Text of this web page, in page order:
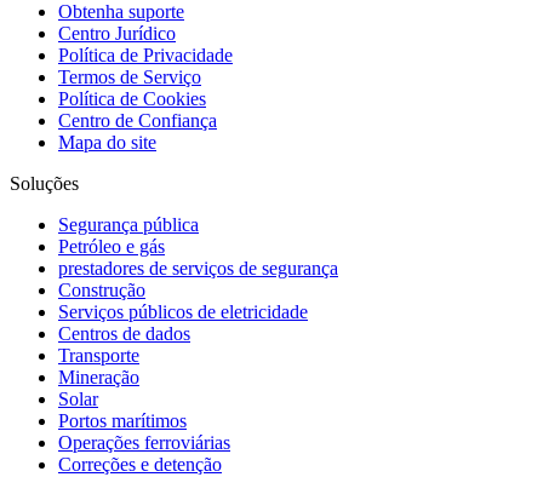
Obtenha suporte
Centro Jurídico
Política de Privacidade
Termos de Serviço
Política de Cookies
Centro de Confiança
Mapa do site
Soluções
Segurança pública
Petróleo e gás
prestadores de serviços de segurança
Construção
Serviços públicos de eletricidade
Centros de dados
Transporte
Mineração
Solar
Portos marítimos
Operações ferroviárias
Correções e detenção